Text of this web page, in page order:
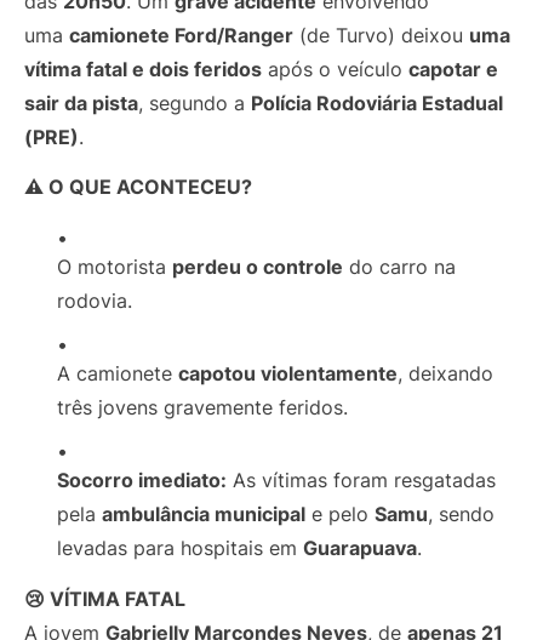
uma camionete Ford/Ranger (de Turvo) deixou uma
vítima fatal e dois feridos após o veículo capotar e
sair da pista, segundo a Polícia Rodoviária Estadual
(PRE).
⚠️ O QUE ACONTECEU?
O motorista perdeu o controle do carro na
rodovia.
A camionetecapotou violentamente, deixando
três jovens gravemente feridos.
Socorro imediato: As vítimas foram resgatadas
pelaambulância municipal e peloSamu, sendo
levadas para hospitais emGuarapuava.
😢 VÍTIMA FATAL
A jovem Gabrielly Marcondes Neves, de apenas 21